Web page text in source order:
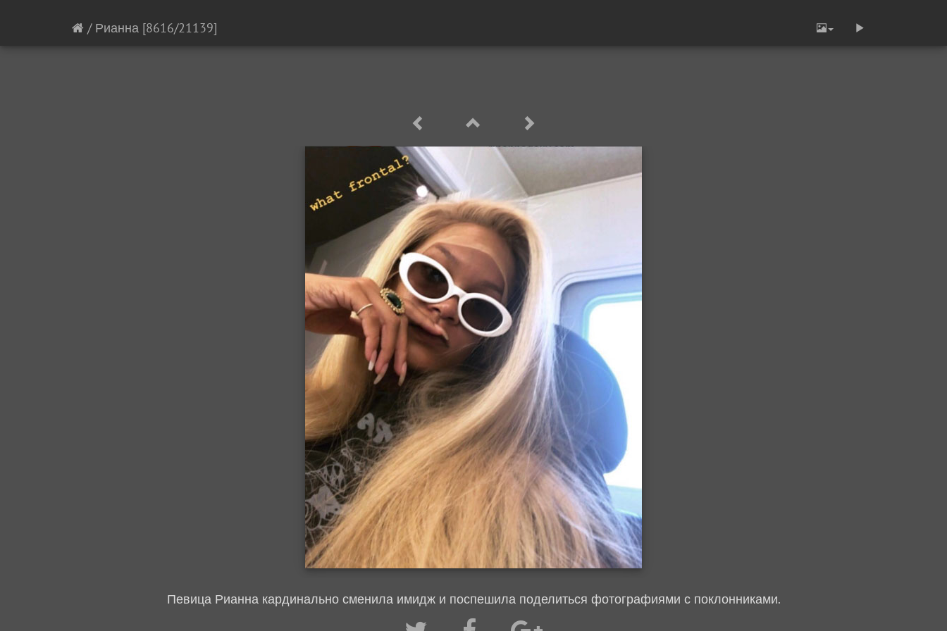
/ Рианна [8616/21139]
Певица Рианна кардинально сменила имидж и поспешила поделиться фотографиями с поклонниками.